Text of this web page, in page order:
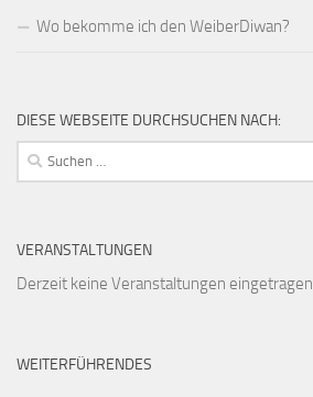
Wo bekomme ich den WeiberDiwan?
DIESE WEBSEITE DURCHSUCHEN NACH:
Suchen
nach:
VERANSTALTUNGEN
Derzeit keine Veranstaltungen eingetragen
WEITERFÜHRENDES